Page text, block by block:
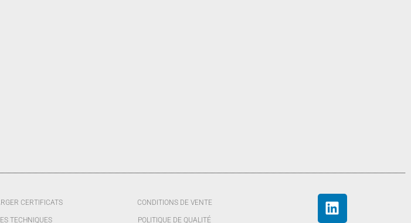
CERTIFICATS
TECHNIQUES
CONDITIONS DE VENTE
POLITIQUE DE QUALITÉ